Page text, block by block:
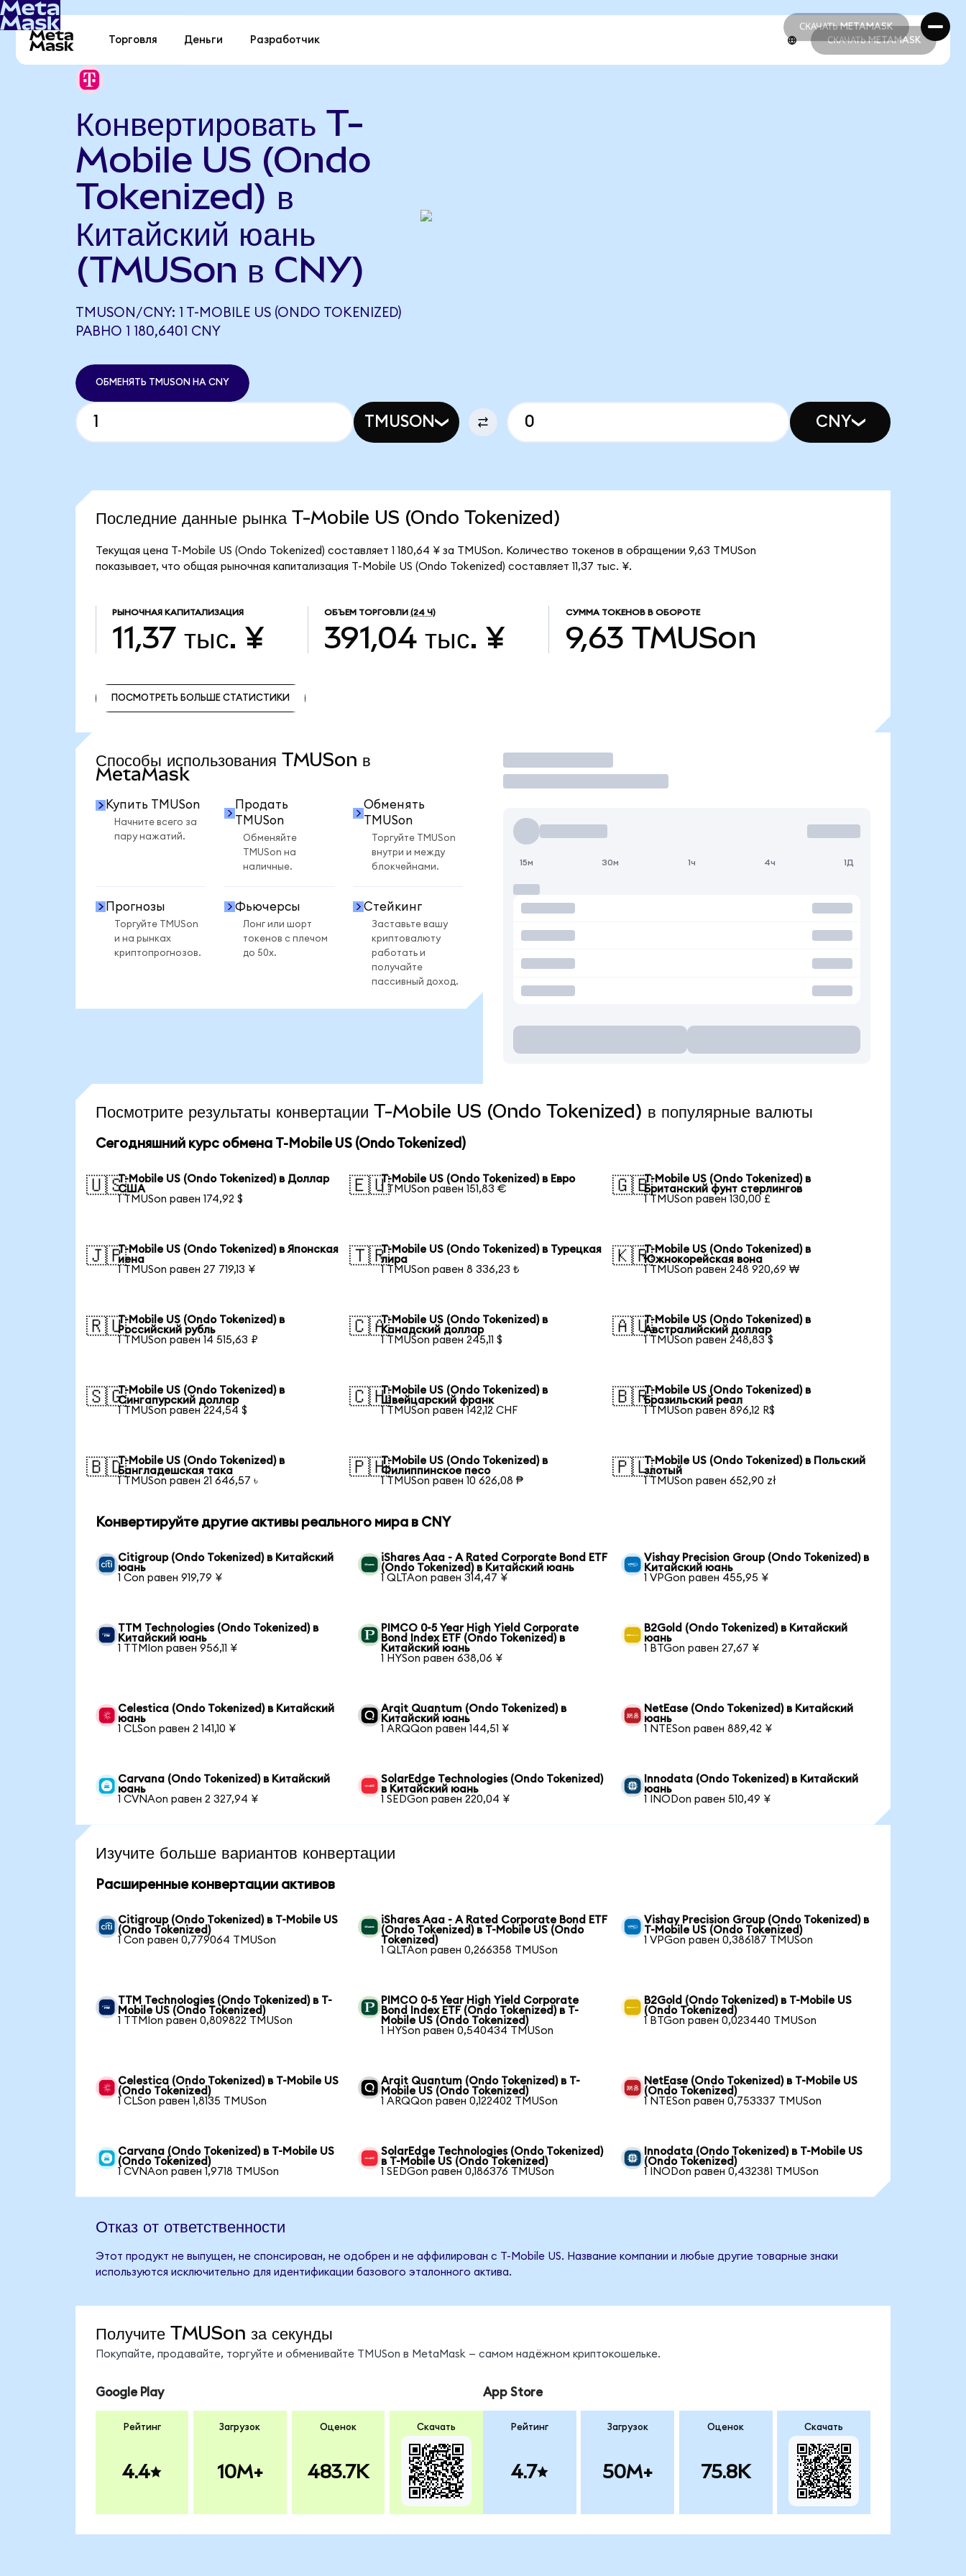
СКАЧАТЬ METAMASK
СКАЧАТЬ METAMASK
Торговля Деньги Разработчик СКАЧАТЬ METAMASK
Конвертировать T-
Mobile US (Ondo
Tokenized) в
Китайский юань
(TMUSon в CNY)
TMUSON/CNY: 1 T-MOBILE US (ONDO TOKENIZED)
РАВНО 1 180,6401 CNY
ОБМЕНЯТЬ TMUSON НА CNY
TMUSON CNY
Последние данные рынка T-Mobile US (Ondo Tokenized)
Текущая цена T-Mobile US (Ondo Tokenized) составляет 1 180,64 ¥ за TMUSon. Количество токенов в обращении 9,63 TMUSon
показывает, что общая рыночная капитализация T-Mobile US (Ondo Tokenized) составляет 11,37 тыс. ¥.
РЫНОЧНАЯ КАПИТАЛИЗАЦИЯ
11,37 тыс. ¥
ОБЪЕМ ТОРГОВЛИ (24 Ч)
391,04 тыс. ¥
СУММА ТОКЕНОВ В ОБОРОТЕ
9,63 TMUSon
ПОСМОТРЕТЬ БОЛЬШЕ СТАТИСТИКИ
Способы использования TMUSon в
MetaMask
Купить TMUSon
Начните всего за
пару нажатий.
Продать
TMUSon
Обменяйте
TMUSon на
наличные.
Обменять
TMUSon
Торгуйте TMUSon
внутри и между
блокчейнами.
Прогнозы
Торгуйте TMUSon
и на рынках
криптопрогнозов.
Фьючерсы
Лонг или шорт
токенов с плечом
до 50x.
Стейкинг
Заставьте вашу
криптовалюту
работать и
получайте
пассивный доход.
Торговать
15м 30м 1ч 4ч 1Д
Посмотрите результаты конвертации T-Mobile US (Ondo Tokenized) в популярные валюты
Сегодняшний курс обмена T-Mobile US (Ondo Tokenized)
🇺🇸T-Mobile US (Ondo Tokenized) в Доллар
США
1 TMUSon равен 174,92 $
🇪🇺T-Mobile US (Ondo Tokenized) в Евро
1 TMUSon равен 151,83 €
🇬🇧T-Mobile US (Ondo Tokenized) в
Британский фунт стерлингов
1 TMUSon равен 130,00 £
🇯🇵T-Mobile US (Ondo Tokenized) в Японская
иена
1 TMUSon равен 27 719,13 ¥
🇹🇷T-Mobile US (Ondo Tokenized) в Турецкая
лира
1 TMUSon равен 8 336,23 ₺
🇰🇷T-Mobile US (Ondo Tokenized) в
Южнокорейская вона
1 TMUSon равен 248 920,69 ₩
🇷🇺T-Mobile US (Ondo Tokenized) в
Российский рубль
1 TMUSon равен 14 515,63 ₽
🇨🇦T-Mobile US (Ondo Tokenized) в
Канадский доллар
1 TMUSon равен 245,11 $
🇦🇺T-Mobile US (Ondo Tokenized) в
Австралийский доллар
1 TMUSon равен 248,83 $
🇸🇬T-Mobile US (Ondo Tokenized) в
Сингапурский доллар
1 TMUSon равен 224,54 $
🇨🇭T-Mobile US (Ondo Tokenized) в
Швейцарский франк
1 TMUSon равен 142,12 CHF
🇧🇷T-Mobile US (Ondo Tokenized) в
Бразильский реал
1 TMUSon равен 896,12 R$
🇧🇩T-Mobile US (Ondo Tokenized) в
Бангладешская така
1 TMUSon равен 21 646,57 ৳
🇵🇭T-Mobile US (Ondo Tokenized) в
Филиппинское песо
1 TMUSon равен 10 626,08 ₱
🇵🇱T-Mobile US (Ondo Tokenized) в Польский
злотый
1 TMUSon равен 652,90 zł
Конвертируйте другие активы реального мира в CNY
Citigroup (Ondo Tokenized) в Китайский
юань
1 Con равен 919,79 ¥
iShares Aaa - A Rated Corporate Bond ETF
(Ondo Tokenized) в Китайский юань
1 QLTAon равен 314,47 ¥
Vishay Precision Group (Ondo Tokenized) в
Китайский юань
1 VPGon равен 455,95 ¥
TTM Technologies (Ondo Tokenized) в
Китайский юань
1 TTMIon равен 956,11 ¥
PIMCO 0-5 Year High Yield Corporate
Bond Index ETF (Ondo Tokenized) в
Китайский юань
1 HYSon равен 638,06 ¥
B2Gold (Ondo Tokenized) в Китайский
юань
1 BTGon равен 27,67 ¥
Celestica (Ondo Tokenized) в Китайский
юань
1 CLSon равен 2 141,10 ¥
Arqit Quantum (Ondo Tokenized) в
Китайский юань
1 ARQQon равен 144,51 ¥
NetEase (Ondo Tokenized) в Китайский
юань
1 NTESon равен 889,42 ¥
Carvana (Ondo Tokenized) в Китайский
юань
1 CVNAon равен 2 327,94 ¥
SolarEdge Technologies (Ondo Tokenized)
в Китайский юань
1 SEDGon равен 220,04 ¥
Innodata (Ondo Tokenized) в Китайский
юань
1 INODon равен 510,49 ¥
Изучите больше вариантов конвертации
Расширенные конвертации активов
Citigroup (Ondo Tokenized) в T-Mobile US
(Ondo Tokenized)
1 Con равен 0,779064 TMUSon
iShares Aaa - A Rated Corporate Bond ETF
(Ondo Tokenized) в T-Mobile US (Ondo
Tokenized)
1 QLTAon равен 0,266358 TMUSon
Vishay Precision Group (Ondo Tokenized) в
T-Mobile US (Ondo Tokenized)
1 VPGon равен 0,386187 TMUSon
TTM Technologies (Ondo Tokenized) в T-
Mobile US (Ondo Tokenized)
1 TTMIon равен 0,809822 TMUSon
PIMCO 0-5 Year High Yield Corporate
Bond Index ETF (Ondo Tokenized) в T-
Mobile US (Ondo Tokenized)
1 HYSon равен 0,540434 TMUSon
B2Gold (Ondo Tokenized) в T-Mobile US
(Ondo Tokenized)
1 BTGon равен 0,023440 TMUSon
Celestica (Ondo Tokenized) в T-Mobile US
(Ondo Tokenized)
1 CLSon равен 1,8135 TMUSon
Arqit Quantum (Ondo Tokenized) в T-
Mobile US (Ondo Tokenized)
1 ARQQon равен 0,122402 TMUSon
NetEase (Ondo Tokenized) в T-Mobile US
(Ondo Tokenized)
1 NTESon равен 0,753337 TMUSon
Carvana (Ondo Tokenized) в T-Mobile US
(Ondo Tokenized)
1 CVNAon равен 1,9718 TMUSon
SolarEdge Technologies (Ondo Tokenized)
в T-Mobile US (Ondo Tokenized)
1 SEDGon равен 0,186376 TMUSon
Innodata (Ondo Tokenized) в T-Mobile US
(Ondo Tokenized)
1 INODon равен 0,432381 TMUSon
Отказ от ответственности
Этот продукт не выпущен, не спонсирован, не одобрен и не аффилирован с T-Mobile US. Название компании и любые другие товарные знаки
используются исключительно для идентификации базового эталонного актива.
Получите TMUSon за секунды
Покупайте, продавайте, торгуйте и обменивайте TMUSon в MetaMask — самом надёжном криптокошельке.
Google Play
Рейтинг
4.4
Загрузок
10M+
Оценок
483.7K
Скачать
App Store
Рейтинг
4.7
Загрузок
50M+
Оценок
75.8K
Скачать